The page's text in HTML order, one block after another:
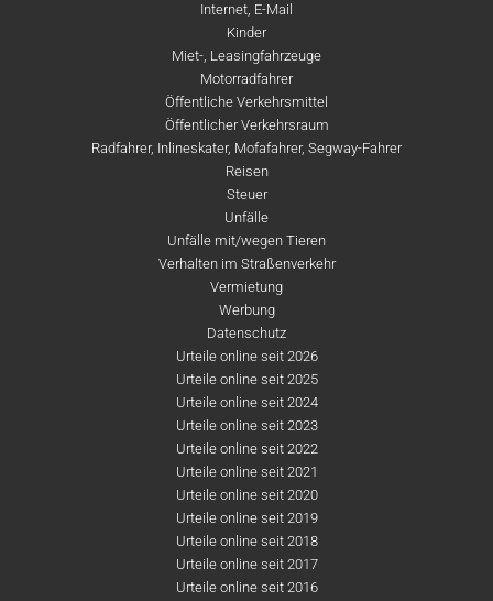
Internet, E-Mail
Kinder
Miet-, Leasingfahrzeuge
Motorradfahrer
Öffentliche Verkehrsmittel
Öffentlicher Verkehrsraum
Radfahrer, Inlineskater, Mofafahrer, Segway-Fahrer
Reisen
Steuer
Unfälle
Unfälle mit/wegen Tieren
Verhalten im Straßenverkehr
Vermietung
Werbung
Datenschutz
Urteile online seit 2026
Urteile online seit 2025
Urteile online seit 2024
Urteile online seit 2023
Urteile online seit 2022
Urteile online seit 2021
Urteile online seit 2020
Urteile online seit 2019
Urteile online seit 2018
Urteile online seit 2017
Urteile online seit 2016